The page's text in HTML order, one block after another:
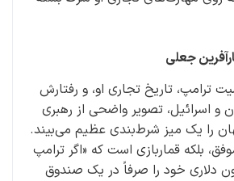
جعلی
تاریخ تجاری او، و رفتارش
ایران و اسرائیل، تصویر واضحی از رهبری
را یک میز شرط‌بندی عظیم می‌بیند.
بلکه قماربازی است که «اگر ترامپ
دلاری خود را صرفاً در یک صندوق